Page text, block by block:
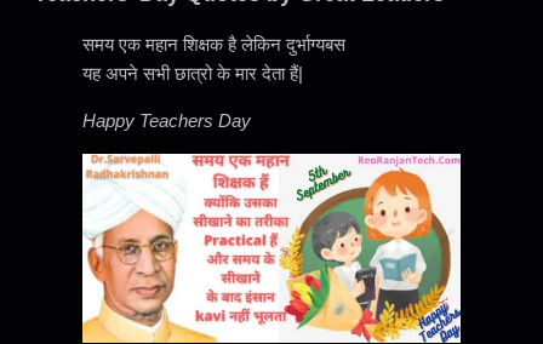
समय एक महान शिक्षक है लेकिन दुर्भाग्यबस
यह अपने सभी छात्रो के मार देता हैं|
Happy Teachers Day